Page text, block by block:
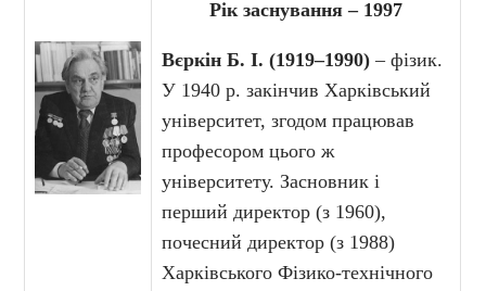
Рік заснування – 1997
Вєркін Б. І. (1919–1990) – фізик.
У 1940 р. закінчив Харківський
університет, згодом працював
професором цього ж
університету. Засновник і
перший директор (з 1960),
почесний директор (з 1988)
Харківського Фізико-технічного